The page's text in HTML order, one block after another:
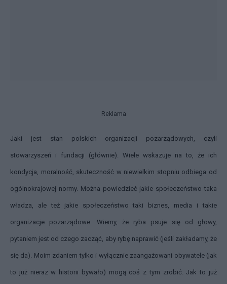
Reklama
Jaki jest stan polskich organizacji pozarządowych, czyli
stowarzyszeń i fundacji (głównie). Wiele wskazuje na to, że ich
kondycja, moralność, skuteczność w niewielkim stopniu odbiega od
ogólnokrajowej normy. Można powiedzieć jakie społeczeństwo taka
władza, ale też jakie społeczeństwo taki biznes, media i takie
organizacje pozarządowe. Wiemy, że ryba psuje się od głowy,
pytaniem jest od czego zacząć, aby rybę naprawić (jeśli zakładamy, że
się da). Moim zdaniem tylko i wyłącznie zaangażowani obywatele (jak
to już nieraz w historii bywało) mogą coś z tym zrobić. Jak to już